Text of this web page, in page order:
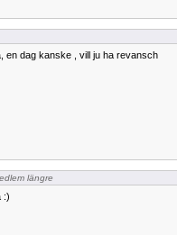
en dag kanske , vill ju ha revansch
längre
:)